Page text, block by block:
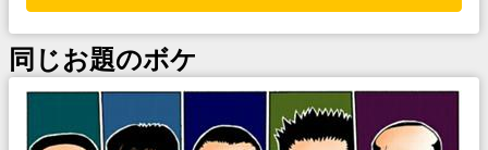
同じお題のボケ